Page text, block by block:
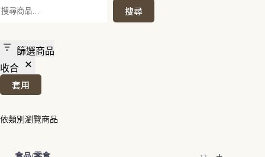
搜
尋
搜尋
篩選商品
收合
套用
依類別瀏覽商品